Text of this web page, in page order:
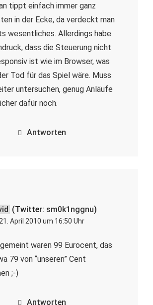
tippt einfach immer ganz
in der Ecke, da verdeckt man
wesentliches. Allerdings habe
dass die Steuerung nicht
ist wie im Browser, was
Tod für das Spiel wäre. Muss
untersuchen, genug Anläufe
dafür noch.
Antworten
(Twitter: sm0k1nggnu)
21. April 2010 um 16:50 Uhr
gemeint waren 99 Eurocent, das
79 von “unseren” Cent
;-)
Antworten